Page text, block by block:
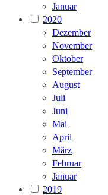
Januar
2020
Dezember
November
Oktober
September
August
Juli
Juni
Mai
April
März
Februar
Januar
2019